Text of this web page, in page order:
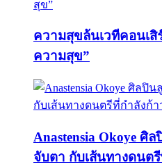
ความสุขล้นเวทีคอนเสิ
ความสุข”
Anastensia Okoye ศิ
จับตา กับเส้นทางดนต